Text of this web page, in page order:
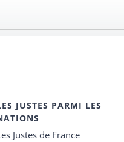
JUSTES PARMI LES
Justes de France